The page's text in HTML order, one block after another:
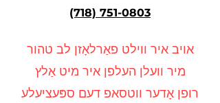
(718) 751-0803
אויב איר ווילט פאַרלאָזן לב טהור
מיר וועלן העלפן איר מיט אַלץ
רופן אָדער ווטסאפ דעם ספּעציעלע